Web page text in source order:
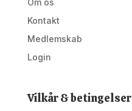
Om os
Kontakt
Medlemskab
Login
Vilkår & betingelser